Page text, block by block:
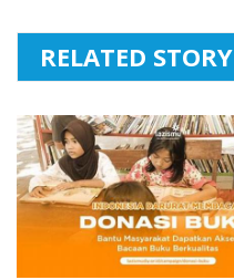
RELATED STORY